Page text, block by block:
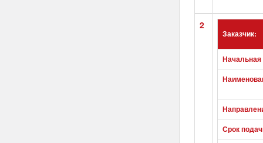
2
Заказчик:
Начальная
Срок